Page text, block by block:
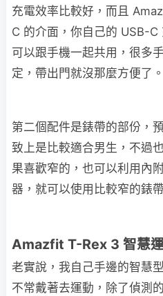
充電效率比較好，而且
C 的介面，你自己的 USB-C
可以跟手機一起共用，很多
定，帶出門就沒那麼方便了。
第二個配件是錶帶的部份，
致上是比較適合男生，不過
果喜歡窄的，也可以利用內
器，就可以使用比較窄的錶
Amazfit T-Rex 3 智慧
老實說，我自己手邊的智慧
不常戴著去運動，除了偵測